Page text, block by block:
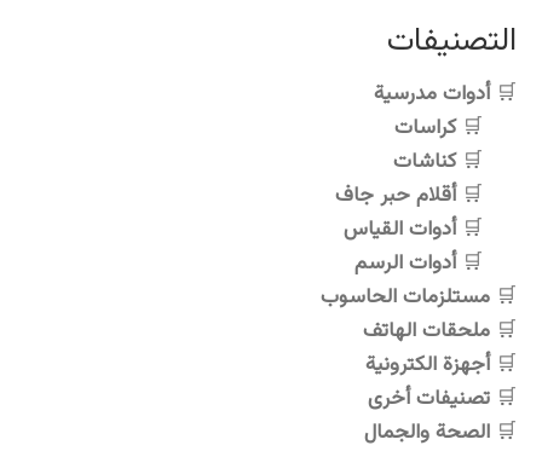
التصنيفات
أدوات مدرسية
كراسات
كناشات
أقلام حبر جاف
أدوات القياس
أدوات الرسم
مستلزمات الحاسوب
ملحقات الهاتف
أجهزة الكترونية
تصنيفات أخرى
الصحة والجمال